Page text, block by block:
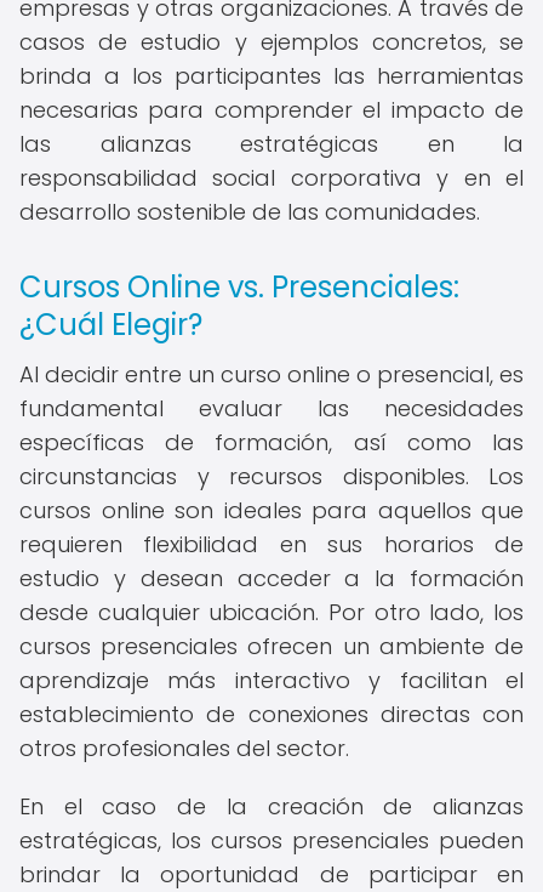
empresas y otras organizaciones. A través de
casos de estudio y ejemplos concretos, se
brinda a los participantes las herramientas
necesarias para comprender el impacto de
las alianzas estratégicas en la
responsabilidad social corporativa y en el
desarrollo sostenible de las comunidades.
Cursos Online vs. Presenciales:
¿Cuál Elegir?
Al decidir entre un curso online o presencial, es
fundamental evaluar las necesidades
específicas de formación, así como las
circunstancias y recursos disponibles. Los
cursos online son ideales para aquellos que
requieren flexibilidad en sus horarios de
estudio y desean acceder a la formación
desde cualquier ubicación. Por otro lado, los
cursos presenciales ofrecen un ambiente de
aprendizaje más interactivo y facilitan el
establecimiento de conexiones directas con
otros profesionales del sector.
En el caso de la creación de alianzas
estratégicas, los cursos presenciales pueden
brindar la oportunidad de participar en